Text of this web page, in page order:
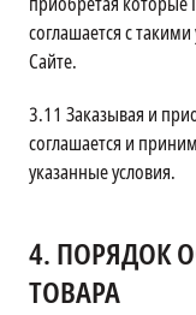
соглашается с
Сайте.
3.11 Заказывая и
соглашается и
указанные условия.
4. ПОРЯДОК
ТОВАРА